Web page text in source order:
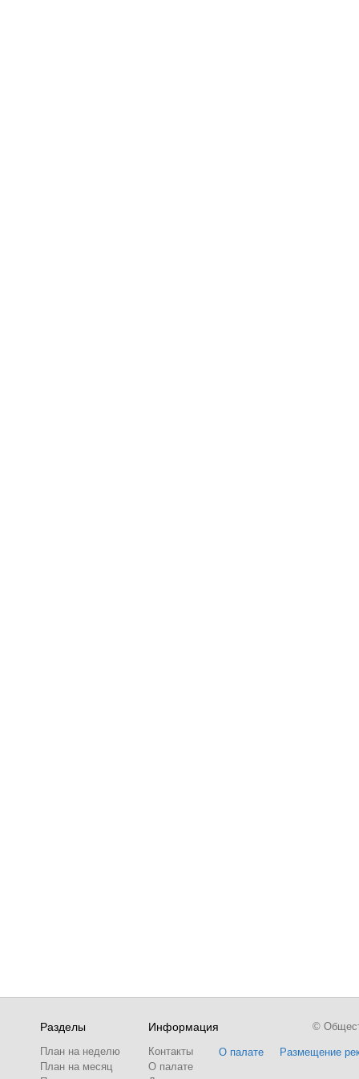
Разделы
План на неделю
План на месяц
Информация
Контакты
О палате
О палате Размещение
©